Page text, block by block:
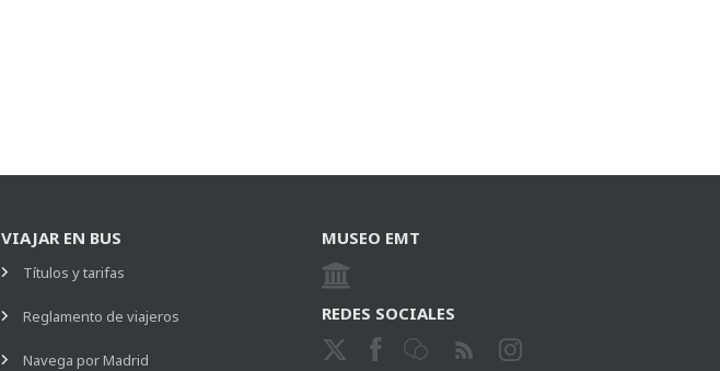
VIAJAR EN BUS
Títulos y tarifas
Reglamento de viajeros
Navega por Madrid
MUSEO EMT
REDES SOCIALES